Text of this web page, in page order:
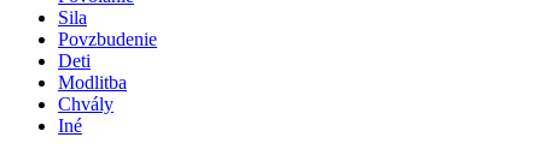
Sila
Povzbudenie
Deti
Modlitba
Chvály
Iné